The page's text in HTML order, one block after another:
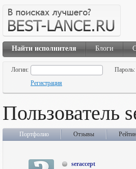
Найти исполнителя Блоги
Логин:
Пароль:
Регистрация
Пользователь
Портфолио Отзывы
seraccept